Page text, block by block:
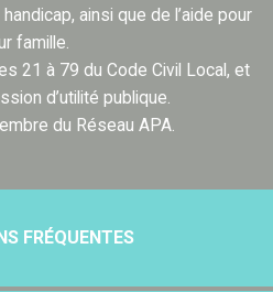
ainsi que de l’aide pour
famille.
21 à 79 du Code Civil Local, et
d’utilité publique.
du Réseau APA.
FRÉQUENTES